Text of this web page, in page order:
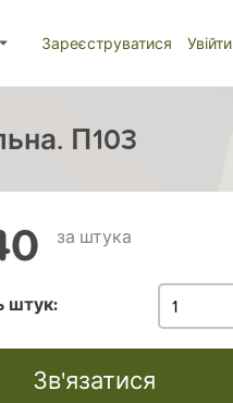
Зареєструватися Увійти
П103
за штука
штук:
Зв'язатися